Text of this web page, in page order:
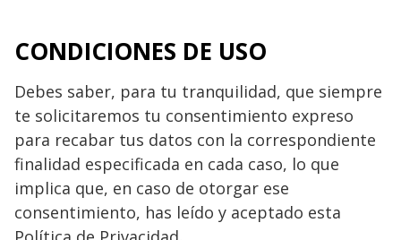
CONDICIONES DE USO
Debes saber, para tu tranquilidad, que siempre
te solicitaremos tu consentimiento expreso
para recabar tus datos con la correspondiente
finalidad especificada en cada caso, lo que
implica que, en caso de otorgar ese
consentimiento, has leído y aceptado esta